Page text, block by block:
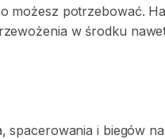
możesz potrzebować.
w środku
​,​ spacerowania i biegów